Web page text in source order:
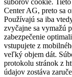
Center AG, preto sa
Používajú sa iba
zvyčajne sa vymažú
zabezpečenie
vstupujete z
veľký objem dát.
protokolu stránok z
údajov zostáva